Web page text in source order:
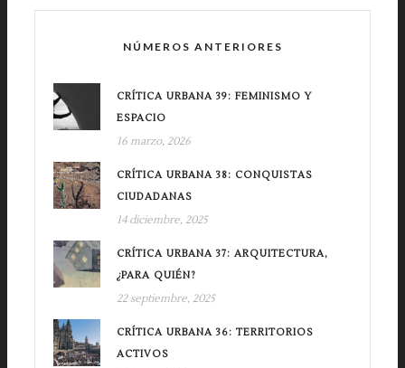
NÚMEROS ANTERIORES
CRÍTICA URBANA 39: FEMINISMO Y
ESPACIO
16 marzo, 2026
CRÍTICA URBANA 38: CONQUISTAS
CIUDADANAS
14 diciembre, 2025
CRÍTICA URBANA 37: ARQUITECTURA,
¿PARA QUIÉN?
22 septiembre, 2025
CRÍTICA URBANA 36: TERRITORIOS
ACTIVOS